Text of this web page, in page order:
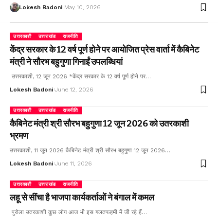
Lokesh Badoni May 10, 2026
उत्तरकाशी उत्तराखंड राजनीति
केंद्र सरकार के 12 वर्ष पूर्ण होने पर आयोजित प्रेस वार्ता में कैबिनेट
मंत्री ने सौरभ बहुगुणा गिनाईं उपलब्धियां
उत्तरकाशी, 12 जून 2026 *केंद्र सरकार के 12 वर्ष पूर्ण होने पर…
Lokesh Badoni June 12, 2026
उत्तरकाशी उत्तराखंड राजनीति
कैबिनेट मंत्री श्री सौरभ बहुगुणा 12 जून 2026 को उतरकाशी
भ्रमण
उत्तरकाशी, 11 जून 2026 कैबिनेट मंत्री श्री सौरभ बहुगुणा 12 जून 2026…
Lokesh Badoni June 11, 2026
उत्तरकाशी उत्तराखंड राजनीति
लहू से सींचा है भाजपा कार्यकर्ताओं ने बंगाल में कमल
पुरोला उतरकाशी कुछ लोग आज भी इस गलतफहमी में जी रहे हैं…